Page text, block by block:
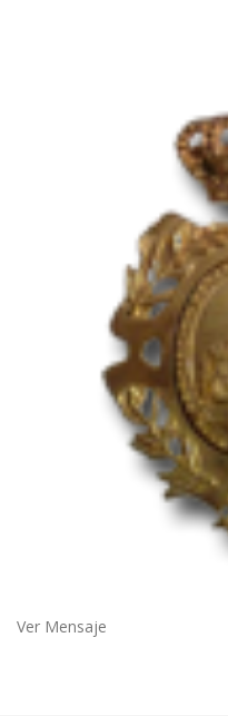
Ver Mensaje